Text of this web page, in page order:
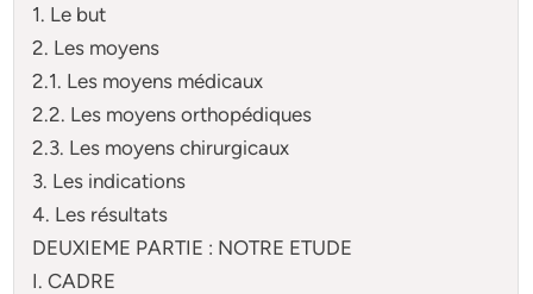
1. Le but
2. Les moyens
2.1. Les moyens médicaux
2.2. Les moyens orthopédiques
2.3. Les moyens chirurgicaux
3. Les indications
4. Les résultats
DEUXIEME PARTIE : NOTRE ETUDE
I. CADRE